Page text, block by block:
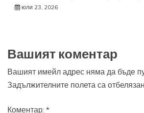
юли 23, 2026
Вашият коментар
Вашият имейл адрес няма да бъде
Задължителните полета са
Коментар: *